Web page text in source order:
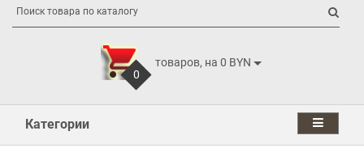
0
товаров, на 0 BYN
Категории